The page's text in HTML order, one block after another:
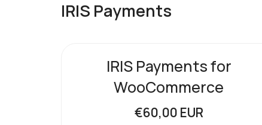
IRIS Payments
IRIS Payments for
WooCommerce
€60,00 EUR